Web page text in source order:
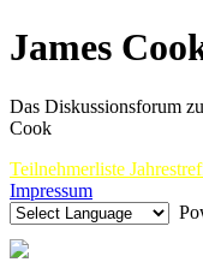
James
Das Diskussionsforum
Cook
Teilnehmerliste
Impressum